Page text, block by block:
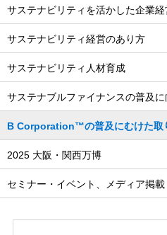
サステナビリティを活かした企業経
サステナビリティ経営のあり方
サステナビリティ人材育成
サステナブルファイナンスの普及
B Corporation™の普及にむけた取
2025 大阪・関西万博
セミナー・イベント、メディア